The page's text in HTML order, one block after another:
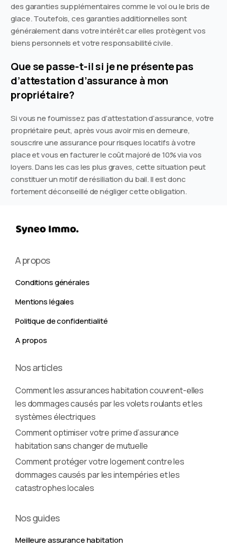
des garanties supplémentaires comme le vol ou le bris de
glace. Toutefois, ces garanties additionnelles sont
généralement dans votre intérêt car elles protègent vos
biens personnels et votre responsabilité civile.
Que se passe-t-il si je ne présente pas
d’attestation d’assurance à mon
propriétaire?
Si vous ne fournissez pas d’attestation d’assurance, votre
propriétaire peut, après vous avoir mis en demeure,
souscrire une assurance pour risques locatifs à votre
place et vous en facturer le coût majoré de 10% via vos
loyers. Dans les cas les plus graves, cette situation peut
constituer un motif de résiliation du bail. Il est donc
fortement déconseillé de négliger cette obligation.
A propos
Conditions générales
Mentions légales
Politique de confidentialité
A propos
Nos articles
Comment les assurances habitation couvrent-elles
les dommages causés par les volets roulants et les
systèmes électriques
Comment optimiser votre prime d’assurance
habitation sans changer de mutuelle
Comment protéger votre logement contre les
dommages causés par les intempéries et les
catastrophes locales
Nos guides
Meilleure assurance habitation